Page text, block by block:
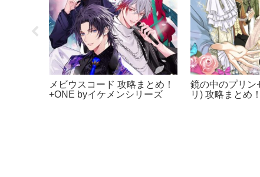
イケメン王子 攻略まとめ！イ
ケプリ！
幕末維新 天翔け
め！ばくてん！